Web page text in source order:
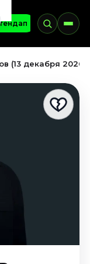
Выставки
(13 декабря 2026)